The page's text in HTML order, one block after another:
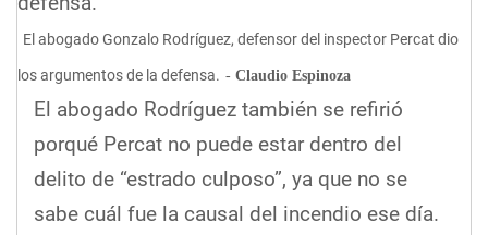
El abogado Gonzalo Rodríguez, defensor del inspector Percat dio
los argumentos de la defensa. Claudio Espinoza
El abogado Rodríguez también se refirió
porqué Percat no puede estar dentro del
delito de “estrado culposo”, ya que no se
sabe cuál fue la causal del incendio ese día.